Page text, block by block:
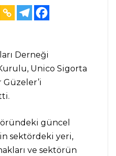
Derneği
Unico Sigorta
güncel
sektördeki yeri,
ve sektörün